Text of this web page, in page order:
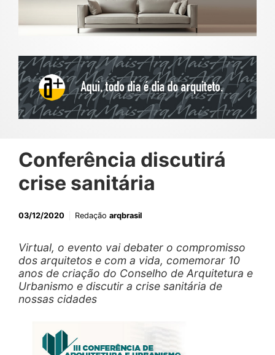
Conferência discutirá
crise sanitária
03/12/2020 Redação arqbrasil
Virtual, o evento vai debater o compromisso
dos arquitetos e com a vida, comemorar 10
anos de criação do Conselho de Arquitetura e
Urbanismo e discutir a crise sanitária de
nossas cidades